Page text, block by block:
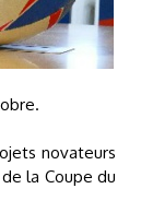
novateurs
la Coupe du